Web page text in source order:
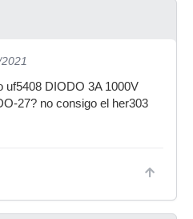
uf5408 DIODO 3A 1000V
27? no consigo el her303